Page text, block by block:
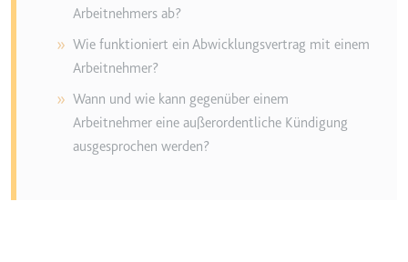
Arbeitnehmers ab?
Wie funktioniert ein Abwicklungsvertrag mit einem
Arbeitnehmer?
Wann und wie kann gegenüber einem
Arbeitnehmer eine außerordentliche Kündigung
ausgesprochen werden?